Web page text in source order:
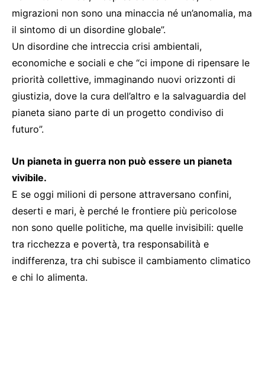
migrazioni non sono una minaccia né un’anomalia, ma
il sintomo di un disordine globale”.
Un disordine che intreccia crisi ambientali,
economiche e sociali e che “ci impone di ripensare le
priorità collettive, immaginando nuovi orizzonti di
giustizia, dove la cura dell’altro e la salvaguardia del
pianeta siano parte di un progetto condiviso di
futuro”.
Un pianeta in guerra non può essere un pianeta
vivibile.
E se oggi milioni di persone attraversano confini,
deserti e mari, è perché le frontiere più pericolose
non sono quelle politiche, ma quelle invisibili: quelle
tra ricchezza e povertà, tra responsabilità e
indifferenza, tra chi subisce il cambiamento climatico
e chi lo alimenta.